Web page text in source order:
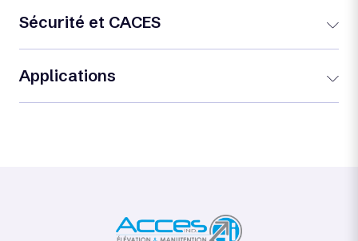
Sécurité et CACES
Applications